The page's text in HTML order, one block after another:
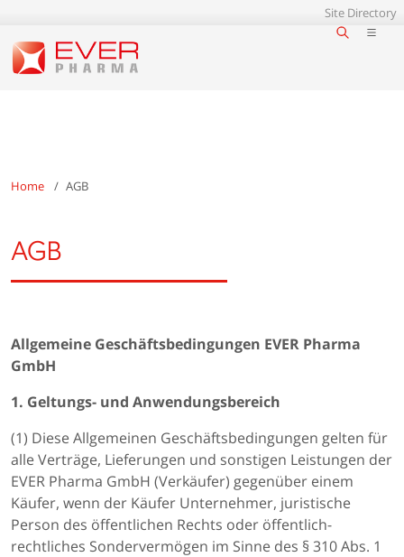
Site Directory
Home AGB
AGB
Allgemeine Geschäftsbedingungen EVER Pharma
GmbH
1. Geltungs- und Anwendungsbereich
(1) Diese Allgemeinen Geschäftsbedingungen gelten für
alle Verträge, Lieferungen und sonstigen Leistungen der
EVER Pharma GmbH (Verkäufer) gegenüber einem
Käufer, wenn der Käufer Unternehmer, juristische
Person des öffentlichen Rechts oder öffentlich-
rechtliches Sondervermögen im Sinne des § 310 Abs. 1